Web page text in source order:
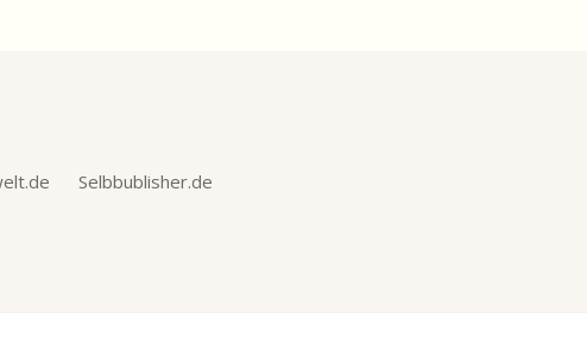
Selbbublisher.de